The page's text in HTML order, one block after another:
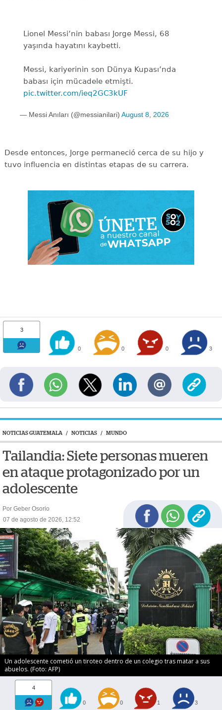
Lionel Messi’nin babası Jorge Messi, 68
yaşında hayatını kaybetti.
Messi, kariyerinin son Dünya Kupası’nda
babası için mücadele etmişti.
pic.twitter.com/ieq2GC3kUF
— Messi Anıları (@messianilari) August 8, 2026
Desde entonces, Jorge permaneció cerca de su hijo y
tuvo influencia en distintas etapas de su carrera.
3
0 0 0 3
NOTICIAS GUATEMALA / NOTICIAS / MUNDO
Tailandia: Siete personas mueren
en ataque protagonizado por un
adolescente
Por Geber Osorio
07 de agosto de 2026, 12:52
Un adolescente cometió un tiroteo dentro de un colegio tras matar a sus
abuelos. (Foto: AFP)
4
0 0 1 3